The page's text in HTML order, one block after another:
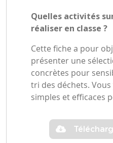
Quelles activités
réaliser en classe ?
Cette fiche a pour
présenter une
concrètes pour
tri des déchets.
simples et efficaces